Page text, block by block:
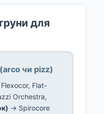
для
чи pizz)
Flat-
Orchestra,
→ Spirocore